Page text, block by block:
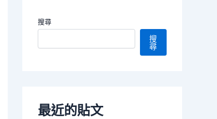
搜尋
搜
尋
最近的貼文